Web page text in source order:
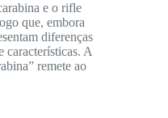
e o rifle
que, embora
diferenças
características. A
remete ao